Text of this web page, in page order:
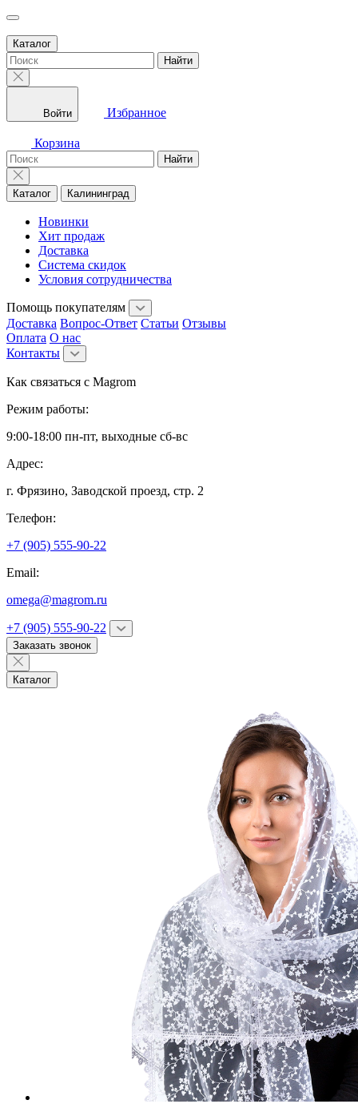
Каталог
Найти
Войти Избранное
Корзина
Найти
Каталог Калининград
Новинки
Хит продаж
Доставка
Система скидок
Условия сотрудничества
Помощь покупателям
Доставка Вопрос-Ответ Статьи Отзывы
Оплата О нас
Контакты
Как связаться с Magrom
Режим работы:
9:00-18:00 пн-пт, выходные сб-вс
Адрес:
г. Фрязино, Заводской проезд, стр. 2
Телефон:
+7 (905) 555-90-22
Email:
omega@magrom.ru
+7 (905) 555-90-22
Заказать звонок
Каталог